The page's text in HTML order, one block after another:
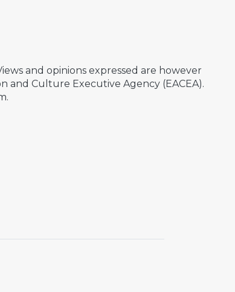
and opinions expressed are however
Culture Executive Agency (EACEA).